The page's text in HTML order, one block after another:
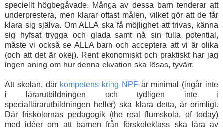
speciellt högbegåvade. Många av dessa barn tenderar att
underprestera, men klarar oftast målen, vilket gör att de får
klara sig själva. Om ALLA ska få möjlighet att trivas, känna
sig hyfsat trygga och glada samt nå sin fulla potential,
måste vi också se ALLA barn och acceptera att vi är olika
(och att det är okej). Rent ekonomiskt och praktiskt har jag
ingen aning om hur denna ekvation ska lösas, tyvärr.
Att skolan, där kompetens kring NPFär minimal (ingår inte
i lärarutbildningen och tydligen inte i
speciallärarutbildningen heller) ska klara detta, är orimligt.
Där friskolornas pedagogik (the real flumskola, of today)
med idéer om att barnen från förskoleklass ska lära av